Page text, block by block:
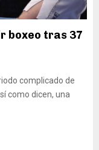
boxeo tras 37
complicado de
como dicen, una